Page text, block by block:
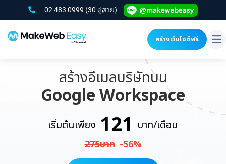
02 483 0999 (30 คู่สาย)
สร้างเว็บไซต์ฟรี
สร้างอีเมลบริษัทบน
Google Workspace
เริ่มต้นเพียง 121 บาท/เดือน
275บาท-56%